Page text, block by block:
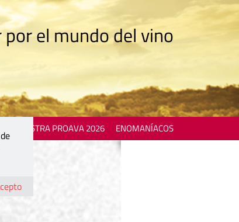
el mundo del vino
MOSTRA PROAVA 2026 ENOMANÍACOS